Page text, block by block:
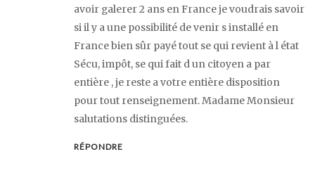
avoir galerer 2 ans en France je voudrais savoir
si il y a une possibilité de venir s installé en
France bien sûr payé tout se qui revient à l état
Sécu, impôt, se qui fait d un citoyen a par
entière , je reste a votre entière disposition
pour tout renseignement. Madame Monsieur
salutations distinguées.
RÉPONDRE